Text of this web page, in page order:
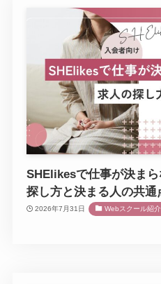
SHElikesで仕事が決ま
探し方と決まる人の共通
2026年7月31日 Webスクール紹介